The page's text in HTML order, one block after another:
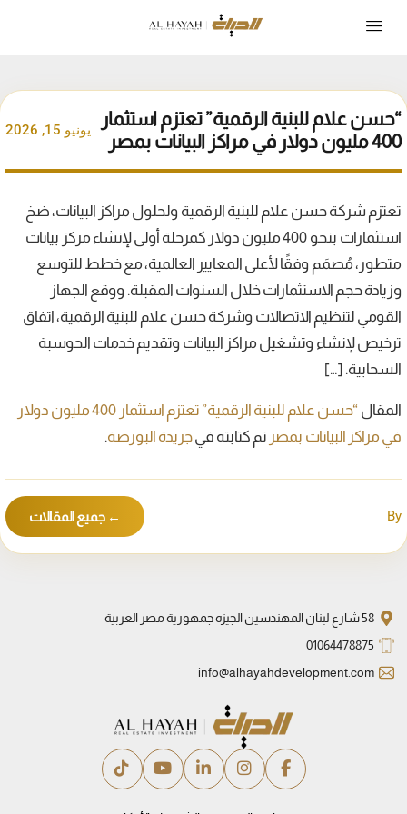
“حسن علام للبنية الرقمية” تعتزم استثمار
400 مليون دولار في مراكز البيانات بمصر
يونيو 15, 2026
تعتزم شركة حسن علام للبنية الرقمية ولحلول مراكز البيانات، ضخ
استثمارات بنحو 400 مليون دولار كمرحلة أولى لإنشاء مركز بيانات
متطور، مُصمَم وفقًا لأعلى المعايير العالمية، مع خطط للتوسع
وزيادة حجم الاستثمارات خلال السنوات المقبلة. ووقع الجهاز
القومي لتنظيم الاتصالات وشركة حسن علام للبنية الرقمية، اتفاق
ترخيص لإنشاء وتشغيل مراكز البيانات وتقديم خدمات الحوسبة
السحابية. […]
المقال
“حسن علام للبنية الرقمية” تعتزم استثمار 400 مليون دولار
في مراكز البيانات بمصر تم كتابته فيجريدة البورصة.
By ← جميع المقالات
58 شارع لبنان المهندسين الجيزه جمهورية مصر العربية
01064478875
info@alhayahdevelopment.com